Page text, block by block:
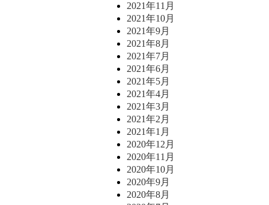
2021年11月
2021年10月
2021年9月
2021年8月
2021年7月
2021年6月
2021年5月
2021年4月
2021年3月
2021年2月
2021年1月
2020年12月
2020年11月
2020年10月
2020年9月
2020年8月